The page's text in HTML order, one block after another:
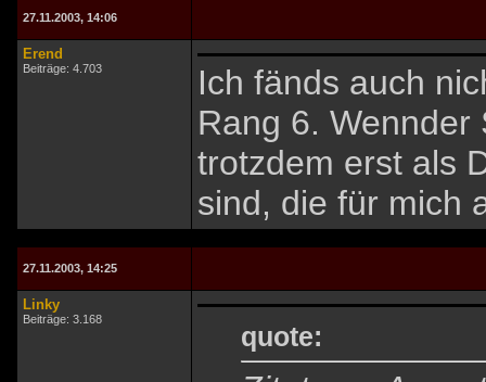
27.11.2003, 14:06
Erend
Beiträge: 4.703
Ich fänds auch
Rang 6. Wennder
trotzdem erst als
sind, die für mich
27.11.2003, 14:25
Linky
Beiträge: 3.168
quote: